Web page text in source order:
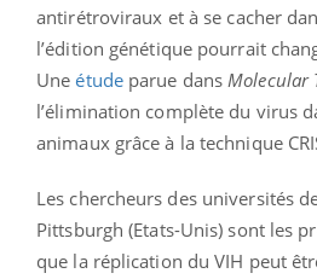
antirétroviraux et à se cacher
l’édition génétique pourrait
Uneétudeparue dansMolecular
l’élimination complète du virus
animaux grâce à la technique
Les chercheurs des universités
Pittsburgh (Etats-Unis) sont les
que la réplication du VIH peut